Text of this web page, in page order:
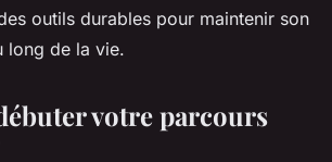
outils durables pour maintenir son
long de la vie.
votre parcours